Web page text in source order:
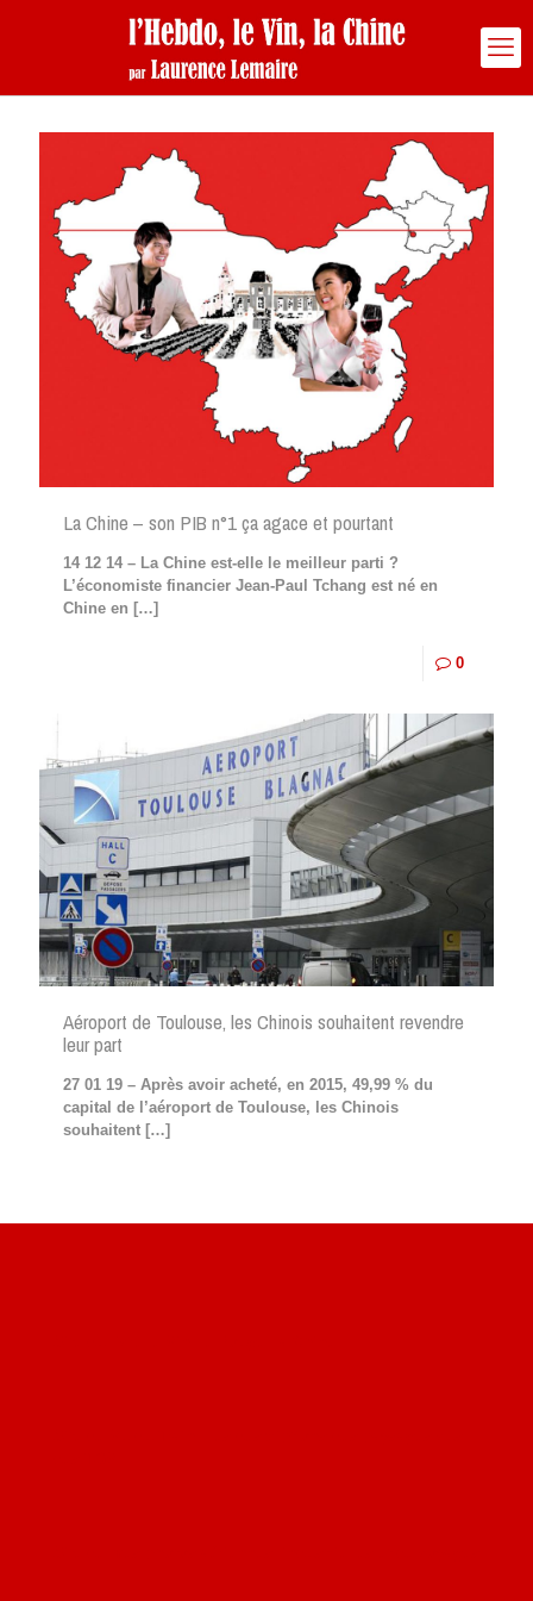
La Chine – son PIB n°1 ça agace et pourtant
14 12 14 – La Chine est-elle le meilleur parti ?
L’économiste financier Jean-Paul Tchang est né en
Chine en […]
0
Aéroport de Toulouse, les Chinois souhaitent revendre
leur part
27 01 19 – Après avoir acheté, en 2015, 49,99 % du
capital de l’aéroport de Toulouse, les Chinois
souhaitent […]